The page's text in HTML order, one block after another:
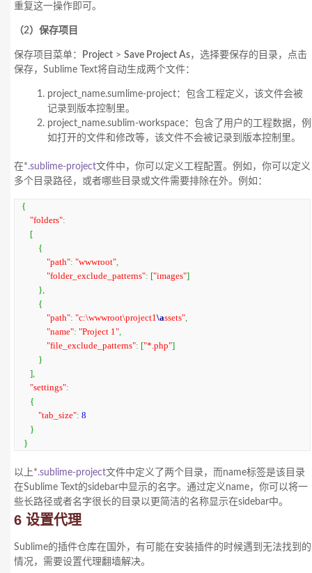
重复这一操作即可。
（2）保存项目
保存项目菜单： Project > Save Project As，选择要保存的目录，点击
保存，Sublime Text将自动生成两个文件：
project_name.sumlime-project：包含工程定义，该文件会被
记录到版本控制里。
project_name.sublim-workspace：包含了用户的工程数据，例
如打开的文件和修改等，该文件不会被记录到版本控制里。
在*.sublime-project文件中，你可以定义工程配置。例如，你可以定义
多个目录路径，或者哪些目录或文件需要排除在外。例如：
{
"folders":
[
{
"path": "wwwroot"
"folder_exclude_patterns": ["images"]
}
{
"path": "c:\wwwroot\project1 \assets"
"name": "Project 1"
"file_exclude_patterns": ["*.php"]
}
]
"settings":
{
"tab_size": 8
}
}
以上*.sublime-project文件中定义了两个目录，而name标签是该目录
在Sublime Text的sidebar中显示的名字。通过定义name，你可以将一
些长路径或者名字很长的目录以更简洁的名称显示在sidebar中。
6 设置代理
Sublime的插件仓库在国外，有可能在安装插件的时候遇到无法找到的
情况，需要设置代理翻墙解决。